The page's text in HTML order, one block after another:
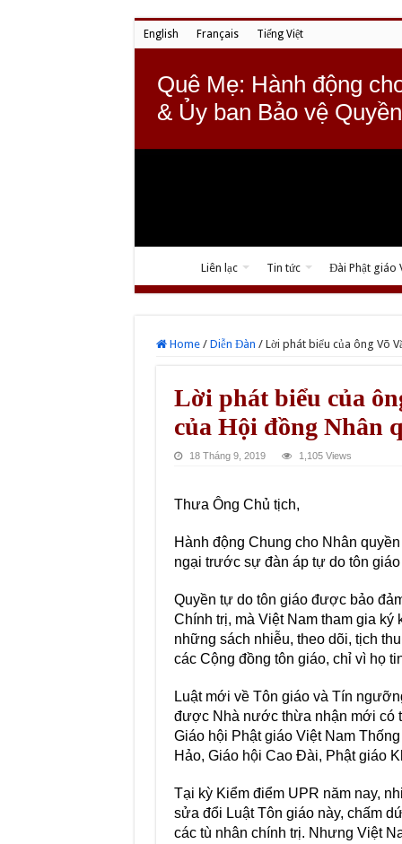
English Français Tiếng Việt
Quê Mẹ: Hành động
& Ủy ban Bảo vệ
Liên lạc Tin tức Đài Phật giáo
Home / Diễn Đàn / Lời phát biểu của ông Võ
Lời phát biểu của
của Hội đồng Nhân
18 Tháng 9, 2019 1,105 Views
Thưa Ông Chủ tịch,
Hành động Chung cho Nhân
ngại trước sự đàn áp tự do tôn
Quyền tự do tôn giáo được bảo
Chính trị, mà Việt Nam tham gia
những sách nhiễu, theo dõi, tịch
các Cộng đồng tôn giáo, chỉ vì họ
Luật mới về Tôn giáo và Tín
được Nhà nước thừa nhận mới có
Giáo hội Phật giáo Việt Nam
Hảo, Giáo hội Cao Đài, Phật giáo
Tại kỳ Kiểm điểm UPR năm nay,
sửa đổi Luật Tôn giáo này, chấm
các tù nhân chính trị. Nhưng Việt